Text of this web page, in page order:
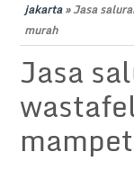
jakarta»Jasa
murah
Jasa